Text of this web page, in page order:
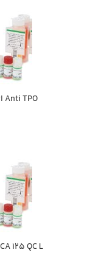
Anti TPO اتوبيو CMIA كمي Autobio
CA 125 QC L اتوبيو CMIA كمي Autobio